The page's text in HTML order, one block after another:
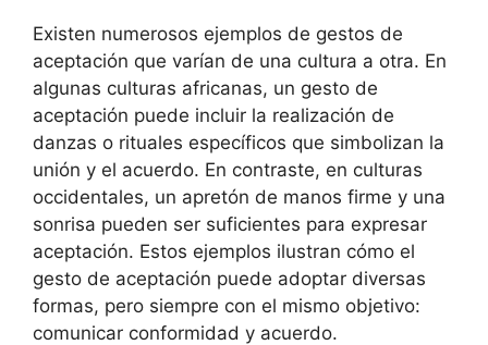
Existen numerosos ejemplos de gestos de
aceptación que varían de una cultura a otra. En
algunas culturas africanas, un gesto de
aceptación puede incluir la realización de
danzas o rituales específicos que simbolizan la
unión y el acuerdo. En contraste, en culturas
occidentales, un apretón de manos firme y una
sonrisa pueden ser suficientes para expresar
aceptación. Estos ejemplos ilustran cómo el
gesto de aceptación puede adoptar diversas
formas, pero siempre con el mismo objetivo:
comunicar conformidad y acuerdo.